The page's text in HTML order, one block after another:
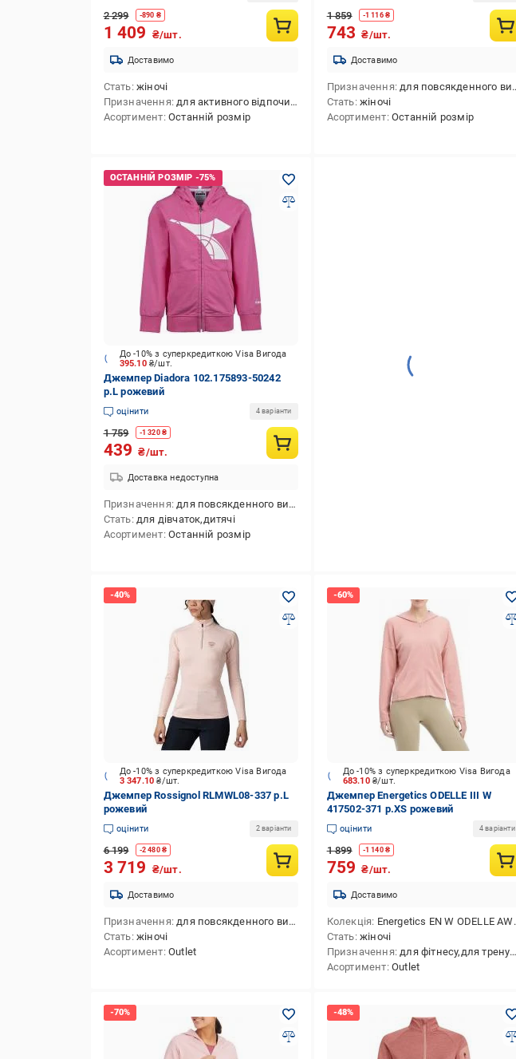
2 299 -890 ₴
1 409 ₴/шт.
Доставимо
Стать жіночі
Призначення для активного відпочинку,для лижного спорту,для сноубордингу,для зимових видів спорту
Асортимент Останній розмір
1 859 -1 116₴
743 ₴/шт.
Доставимо
Призначення для повсякденного використання
Стать жіночі
Асортимент Останній розмір
395.10 ₴/шт.
До -10% з суперкредиткою Visa Вигода
Джемпер Diadora 102.175893-50242
р.L рожевий
оцінити 4 варіанти
1 759 -1 320₴
439 ₴/шт.
Доставка недоступна
Призначення для повсякденного використання
Стать для дівчаток,дитячі
Асортимент Останній розмір
3 347.10₴/шт.
До -10% з суперкредиткою Visa Вигода
Джемпер Rossignol RLMWL08-337 р.L
рожевий
оцінити 2 варіанти
6 199 -2 480₴
3 719 ₴/шт.
Доставимо
Призначення для повсякденного використання,для лижного спорту
Стать жіночі
Асортимент Outlet
683.10₴/шт.
До -10% з суперкредиткою Visa Вигода
Джемпер Energetics ODELLE III W
417502-371 р.XS рожевий
оцінити 4 варіанти
1 899 -1 140₴
759 ₴/шт.
Доставимо
Колекція Energetics EN W ODELLE AW23
Стать жіночі
Призначення для фітнесу,для тренування
Асортимент Outlet